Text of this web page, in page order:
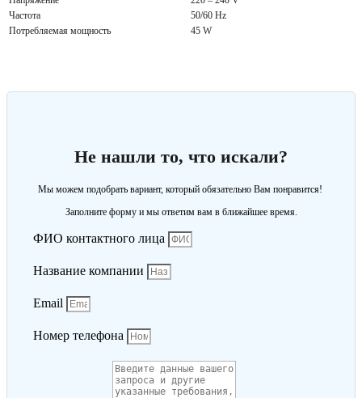
Частота
50/60 Hz
Потребляемая мощность
45 W
Не нашли то, что искали?
Мы можем подобрать вариант, который обязательно Вам понравится!
Заполните форму и мы ответим вам в ближайшее время.
ФИО контактного лица
Название компании
Email
Номер телефона